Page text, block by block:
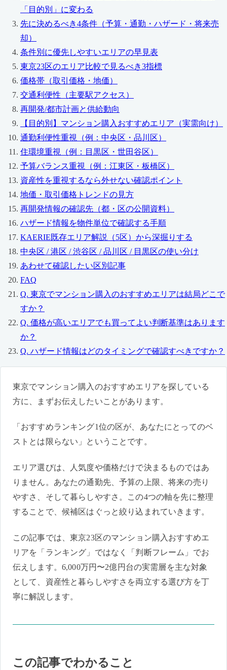
「目的別」に変わる
先に決めるべき4条件（予算・通勤・ハザード・将来売
却）
条件別に優先しやすいエリアの早見表
東京23区のエリア比較で見るべき3指標
価格帯（取引価格・地価）
交通利便性（主要駅アクセス）
再開発/都市計画と供給動向
【目的別】マンション購入おすすめエリア（実需向け）
通勤利便性重視（例：中央区・品川区）
住環境重視（例：目黒区・世田谷区）
予算バランス重視（例：江東区・板橋区）
資産性を重視するなら外せない確認ポイント
地価・取引価格トレンドの見方
再開発情報の確認先（都・区の公開資料）
ハザード情報を物件単位で確認する手順
KAERIE既存エリア解説（5区）から深掘りする
中央区 / 港区 / 渋谷区 / 品川区 / 目黒区の使い分け
あわせて確認したい区別記事
FAQ
Q. 東京でマンション購入のおすすめエリアは結局どこで
すか？
Q. 価格が高いエリアでも買ってよい判断基準はあります
か？
Q. ハザード情報はどのタイミングで確認すべきですか？
東京でマンション購入のおすすめエリアを探している
方に、まずお伝えしたいことがあります。
「おすすめランキング1位の区が、あなたにとってのベ
ストとは限らない」ということです。
エリア選びは、人気度や価格だけで決まるものではあ
りません。あなたの通勤先、予算の上限、将来の売り
やすさ、そして暮らしやすさ。この4つの軸を先に整理
することで、候補区はぐっと絞り込まれていきます。
この記事では、東京23区のマンション購入おすすめエ
リアを「ランキング」ではなく「判断フレーム」でお
伝えします。6,000万円〜2億円台の実需層を主な対象
として、資産性と暮らしやすさを両立する選び方を丁
寧に解説します。
この記事でわかること